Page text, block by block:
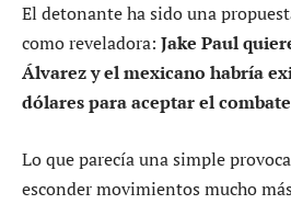
El detonante ha sido una
como reveladora: Jake Paul
Álvarez y el mexicano habría
dólares para aceptar el combate
Lo que parecía una simple
esconder movimientos mucho